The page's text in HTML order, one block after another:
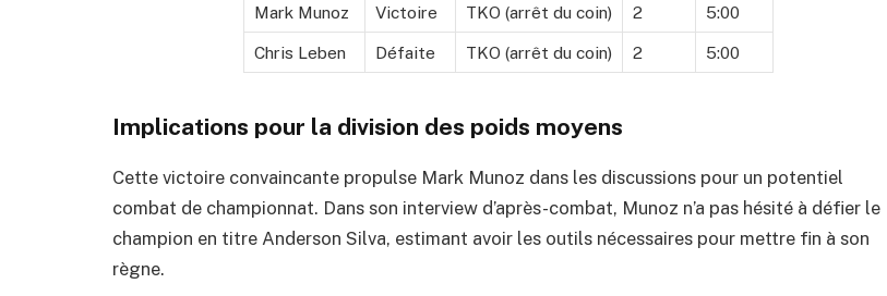
Mark Munoz Victoire TKO (arrêt du coin) 2 5:00
Chris Leben Défaite TKO (arrêt du coin) 2 5:00
Implications pour la division des poids moyens
Cette victoire convaincante propulse Mark Munoz dans les discussions pour un potentiel
combat de championnat. Dans son interview d’après-combat, Munoz n’a pas hésité à défier le
champion en titre Anderson Silva, estimant avoir les outils nécessaires pour mettre fin à son
règne.